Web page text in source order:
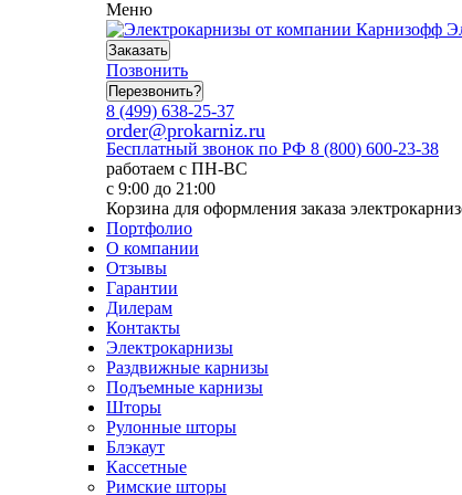
Меню
Заказать
Позвонить
Перезвонить?
8 (499) 638-25-37
order@prokarniz.ru
Бесплатный звонок по РФ 8 (800) 600-23-38
работаем с ПН-ВС
с 9:00 до 21:00
Корзина для оформления заказа
Портфолио
О компании
Отзывы
Гарантии
Дилерам
Контакты
Электрокарнизы
Раздвижные карнизы
Подъемные карнизы
Шторы
Рулонные шторы
Блэкаут
Кассетные
Римские шторы